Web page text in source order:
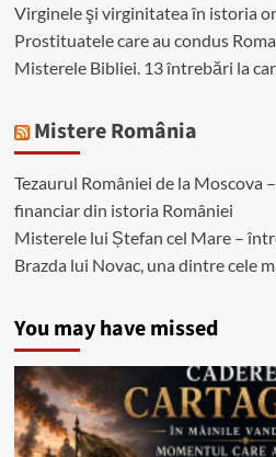
Virginele şi virginitatea în istoria
Prostituatele care au condus
Misterele Bibliei. 13 întrebări la
Mistere România
Tezaurul României de la Moscova
financiar din istoria României
Misterele lui Ștefan cel Mare –
Brazda lui Novac, una dintre cele
You may have missed